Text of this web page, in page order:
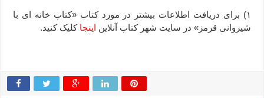
۱) برای دریافت اطلاعات بیشتر در مورد کتاب «کتاب خانه ای با
شیروانی قرمز» در سایت شهر کتاب آنلاین اینجا کلیک کنید.